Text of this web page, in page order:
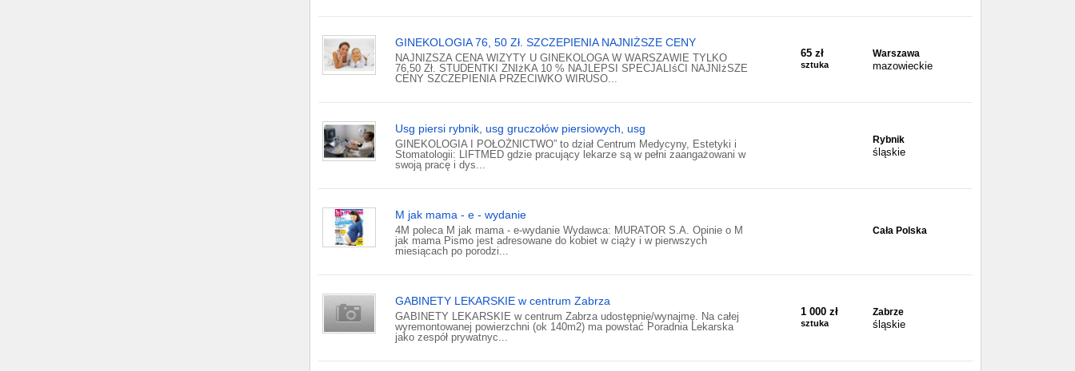
GINEKOLOGIA 76, 50 Zł. SZCZEPIENIA NAJNIŻSZE CENY
NAJNIZSZA CENA WIZYTY U GINEKOLOGA W WARSZAWIE TYLKO
76,50 Zł. STUDENTKI ZNIżKA 10 % NAJLEPSI SPECJALIśCI NAJNIżSZE
CENY SZCZEPIENIA PRZECIWKO WIRUSO...
65 zł
sztuka
Warszawa
mazowieckie
Usg piersi rybnik, usg gruczołów piersiowych, usg
GINEKOLOGIA I POŁOŻNICTWO” to dział Centrum Medycyny, Estetyki i
Stomatologii: LIFTMED gdzie pracujący lekarze są w pełni zaangażowani w
swoją pracę i dys...
Rybnik
śląskie
M jak mama - e - wydanie
4M poleca M jak mama - e-wydanie Wydawca: MURATOR S.A. Opinie o M
jak mama Pismo jest adresowane do kobiet w ciąży i w pierwszych
miesiącach po porodzi...
Cała Polska
GABINETY LEKARSKIE w centrum Zabrza
GABINETY LEKARSKIE w centrum Zabrza udostępnię/wynajmę. Na całej
wyremontowanej powierzchni (ok 140m2) ma powstać Poradnia Lekarska
jako zespół prywatnyc...
1 000 zł
sztuka
Zabrze
śląskie